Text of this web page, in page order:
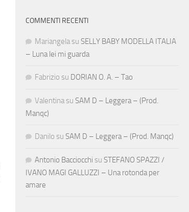
COMMENTI RECENTI
Mariangela su SELLY BABY MODELLA ITALIA
– Luna lei mi guarda
Fabrizio su DORIAN O. A. – Tao
Valentina su SAM D – Leggera – (Prod.
Manqc)
Danilo su SAM D – Leggera – (Prod. Manqc)
Antonio Bacciocchi su STEFANO SPAZZI /
IVANO MAGI GALLUZZI – Una rotonda per
amare